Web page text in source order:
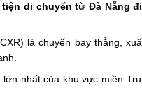
di chuyển từ Đà Nẵng
là chuyến bay thẳng,
lớn nhất của khu vực miền